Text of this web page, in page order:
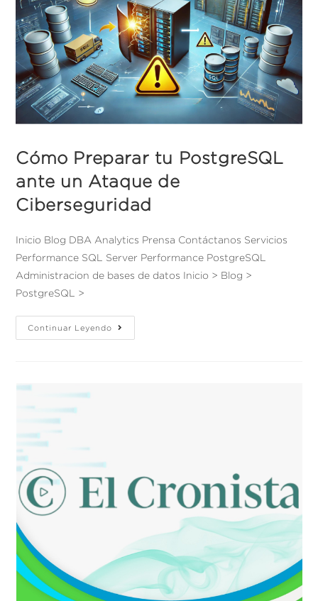
Cómo Preparar tu PostgreSQL
ante un Ataque de
Ciberseguridad
Inicio Blog DBA Analytics Prensa Contáctanos Servicios
Performance SQL Server Performance PostgreSQL
Administracion de bases de datos Inicio > Blog >
PostgreSQL >
Continuar Leyendo